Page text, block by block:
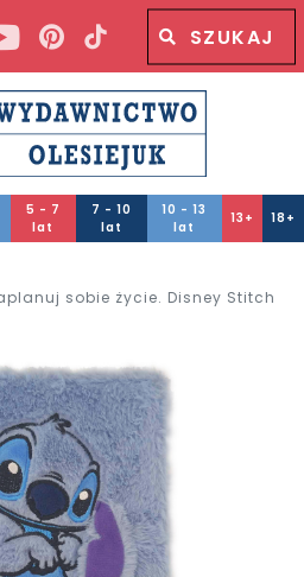
Wyszukiwana fraza
5 - 7
lat
7 - 10
lat
10 - 13
lat
13+ 18+
sobie życie. Disney Stitch